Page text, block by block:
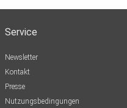
Service
Newsletter
Kontakt
Presse
Nutzungsbedingungen